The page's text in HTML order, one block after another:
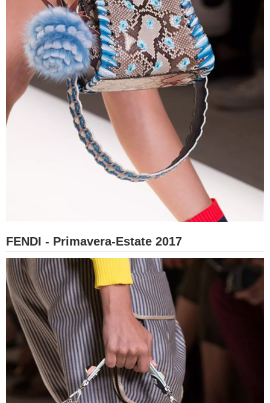
FENDI - Primavera-Estate 2017